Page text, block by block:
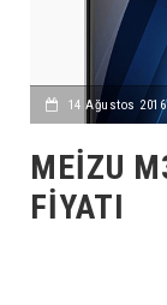
14 Ağustos 2016
MEIZU
FIYATI